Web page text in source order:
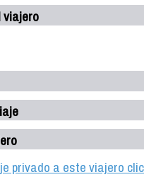
viajero
privado a este viajero